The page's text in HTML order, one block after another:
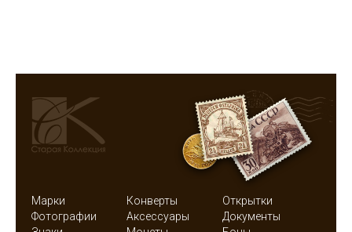
Марки Конверты
Открытки
Фотографии
Аксессуары
Документы